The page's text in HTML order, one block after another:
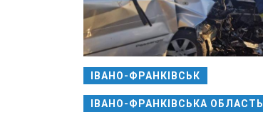
ІВАНО-ФРАНКІВСЬК
ІВАНО-ФРАНКІВСЬКА ОБЛАСТЬ